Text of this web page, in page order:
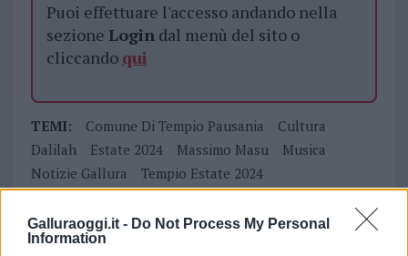
Galluraoggi.it - Do Not Process My Personal
Information
Puoi effettuare l'accesso andando nella
sezione Logindal menù del sito o
cliccando qui
TEMI: Comune Di Tempio Pausania
Cultura
Dalilah
Estate 2024 Massimo Masu
Musica
Notizie Gallura
Tempio Estate 2024
Vasco Tempio